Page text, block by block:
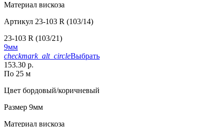
Материал вискоза
Артикул 23-103 R (103/14)
23-103 R (103/21)
9мм
checkmark_alt_circleВыбрать
153.30 р.
По 25 м
Цвет бордовый/коричневый
Размер 9мм
Материал вискоза